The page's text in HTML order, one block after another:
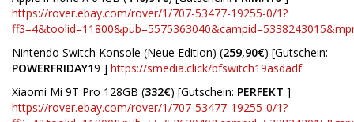
https://rover.ebay.com/rover/1/707-53477-19255-0/1?
Nintendo Switch Konsole (Neue Edition) (259,90€) [Gutschein:
POWERFRIDAY19 ] https://smedia.click/bfswitch19asdadf
Xiaomi Mi 9T Pro 128GB (332€) [Gutschein: PERFEKT ]
https://rover.ebay.com/rover/1/707-53477-19255-0/1?